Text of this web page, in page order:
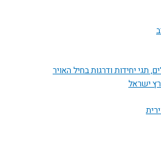
יחידות ודרגות בחיל האויר